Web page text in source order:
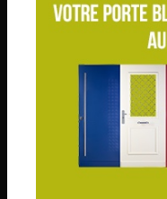
volets roulants à
aujourd'hui pour
et découvrir
sécurité et la
nos solutions de